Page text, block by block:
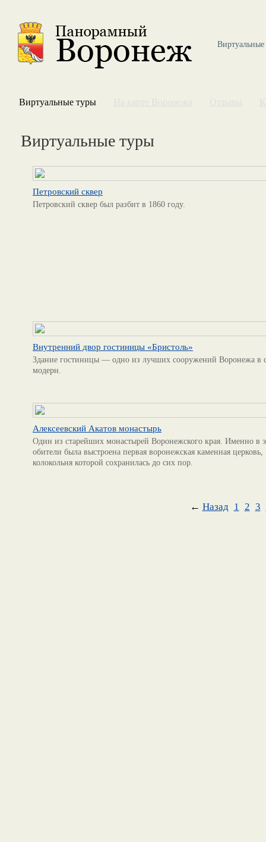
Виртуальные туры
Виртуальные туры
Петровский сквер
Петровский сквер был разбит в 1860 году.
Внутренний двор гостиницы «Бристоль»
Здание гостиницы — одно из лучших сооружений Воронежа в
модерн.
Алексеевский Акатов монастырь
Один из старейших монастырей Воронежского края. Именно в
обители была выстроена первая воронежская каменная церковь,
колокольня которой сохранилась до сих пор.
← Назад 1 2 3